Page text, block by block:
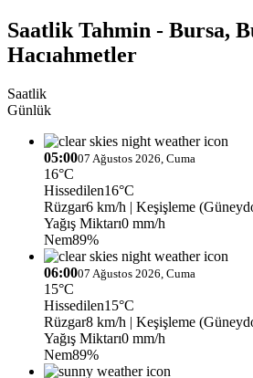
Saatlik Tahmin - Bursa,
Hacıahmetler
Saatlik
Günlük
05:0007 Ağustos 2026, Cuma
16°C
Hissedilen16°C
Rüzgar6 km/h | Keşişleme
Yağış Miktarı0 mm/h
Nem89%
06:0007 Ağustos 2026, Cuma
15°C
Hissedilen15°C
Rüzgar8 km/h | Keşişleme
Yağış Miktarı0 mm/h
Nem89%